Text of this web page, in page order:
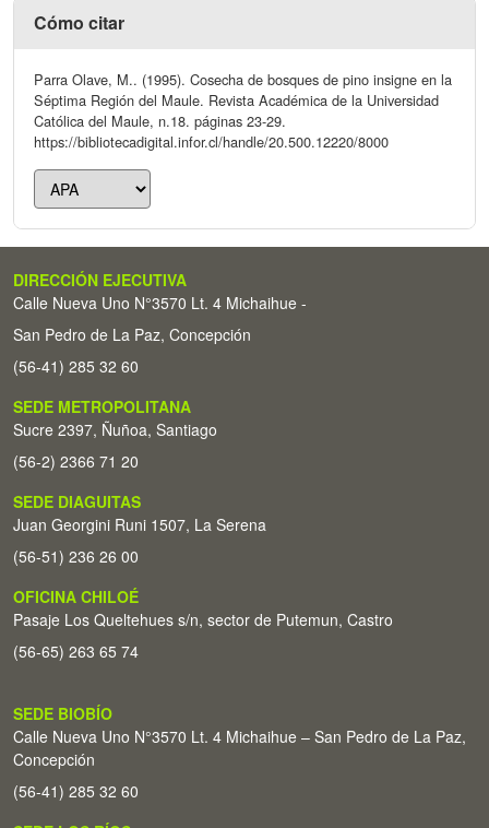
Cómo citar
Parra Olave, M.. (1995). Cosecha de bosques de pino insigne en la
Séptima Región del Maule. Revista Académica de la Universidad
Católica del Maule, n.18. páginas 23-29.
https://bibliotecadigital.infor.cl/handle/20.500.12220/8000
DIRECCIÓN EJECUTIVA
Calle Nueva Uno N°3570 Lt. 4 Michaihue -
San Pedro de La Paz, Concepción
(56-41) 285 32 60
SEDE METROPOLITANA
Sucre 2397, Ñuñoa, Santiago
(56-2) 2366 71 20
SEDE DIAGUITAS
Juan Georgini Runi 1507, La Serena
(56-51) 236 26 00
OFICINA CHILOÉ
Pasaje Los Queltehues s/n, sector de Putemun, Castro
(56-65) 263 65 74
SEDE BIOBÍO
Calle Nueva Uno N°3570 Lt. 4 Michaihue – San Pedro de La Paz,
Concepción
(56-41) 285 32 60